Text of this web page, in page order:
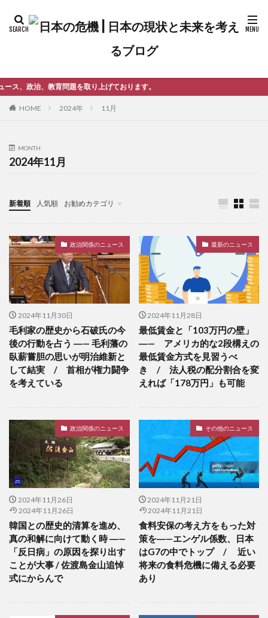
を取り上げております。
HOME 2024年 11月
MONTH
2024年11月
新着順 人気順 お勧めカテゴリ
未分類
政治関係のニュース
2024年11月30日
毛利家の歴史から石破氏の今
後の行動を占う ―— 毛利藩の
臥薪嘗胆の思いが明治維新と
して結実 / 首相が権力闘争
を考えている
最新のニュース
2024年11月28日
最低賃金と「103万円の壁」
―— アメリカ的な2段構えの
最低賃金方式を見習うべ
き / 法人税の配分割合を変
えれば「178万円」も可能
政治関係のニュース
2024年11月26日
2024年11月26日
韓国との歴史的清算を進め、
真の和解に向けて動く時 ―—
「反日病」の原因を探り出す
ことが大事 / 佐渡島金山追悼
式にからんで
その他のニュース
2024年11月21日
2024年11月21日
食料安保の考え方をもった対
策を―—エンゲル係数、日本
はG7の中でトップ / 近い
将来の食料危機に備える必要
あり